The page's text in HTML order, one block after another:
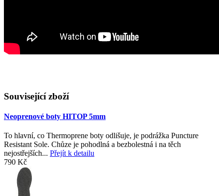
Související zboží
Neoprenové boty HITOP 5mm
To hlavní, co Thermoprene boty odlišuje, je podrážka Puncture
Resistant Sole. Chůze je pohodlná a bezbolestná i na těch
nejostřejších... Přejít k detailu
790 Kč